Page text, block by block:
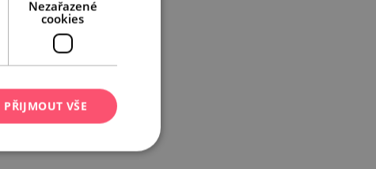
Nezařazené
cookies
PŘIJMOUT VŠE